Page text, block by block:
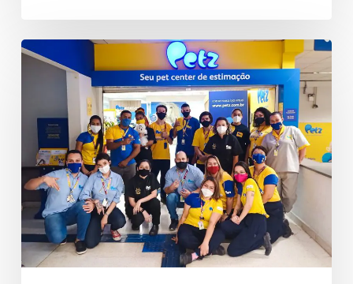
Campanha
de
engajamento
Petz